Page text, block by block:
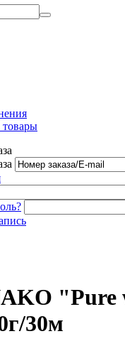
"Pure
30м